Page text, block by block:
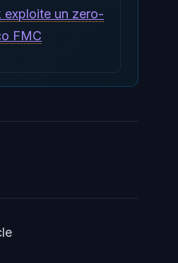
exploite un zero-
FMC